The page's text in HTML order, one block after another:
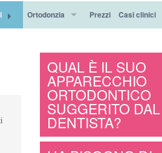
degli impianti
Ortodonzia
Tipi di apparecchio
Informazioni sull' ortodonzia
Apparecchio ortodontico Invisalign®
Domande sull' ortodonzia
Prezzi Casi clinici
Testimonianze
QUAL È IL SUO
APPARECCHIO
ORTODONTICO
SUGGERITO DAL
DENTISTA?